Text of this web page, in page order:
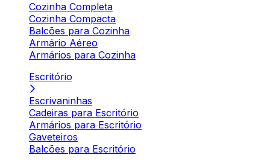
Cozinha Completa
Cozinha Compacta
Balcões para Cozinha
Armário Aéreo
Armários para Cozinha
Escritório
Escrivaninhas
Cadeiras para Escritório
Armários para Escritório
Gaveteiros
Balcões para Escritório